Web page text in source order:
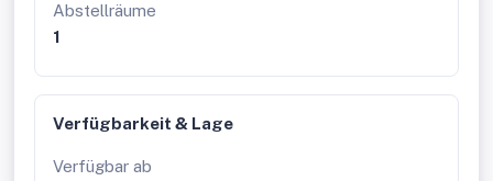
lassen das Haus durch das Tageslicht hell
Haustelefon:Zur idealen Kommunikation
innerhalb des Hauses, in manchen Räumen
installiert.
Abstellkammer, ein Zimmer als zusätzliches
Abstellräume
1
Verfügbarkeit & Lage
Verfügbar ab